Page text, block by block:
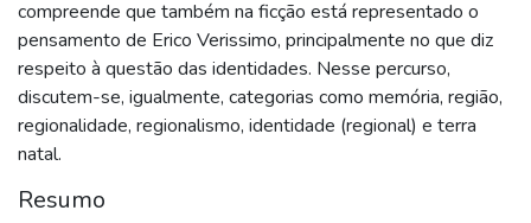
compreende que também na ficção está representado o
pensamento de Erico Verissimo, principalmente no que diz
respeito à questão das identidades. Nesse percurso,
discutem-se, igualmente, categorias como memória, região,
regionalidade, regionalismo, identidade (regional) e terra
natal.
Resumo